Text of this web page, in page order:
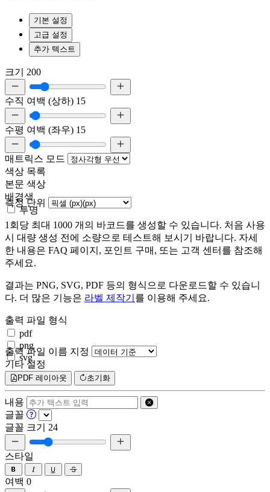
기본 설정
고급 설정
추가 텍스트
크기 200
수직 여백 (상하) 15
수평 여백 (좌우) 15
매트릭스 모드
색상 목록
본문 색상
배경색
투명
측정 단위
1회당 최대 1000 개의 바코드를 생성할 수 있습니다. 처음 사용
시 대량 생성 전에 소량으로 테스트해 보시기 바랍니다. 자세
한 내용은 FAQ 페이지, 포인트 구매, 또는 고객 센터를 참조해
주세요.
결과는 PNG, SVG, PDF 등의 형식으로 다운로드할 수 있습니
다. 더 많은 기능은 라벨 제작기 를 이용해 주세요.
출력 파일 형식
pdf
png
svg
출력 파일 이름 지정
기타 설정
PDF 레이아웃 초기화
내용
글꼴
글꼴 크기 24
스타일
여백 0